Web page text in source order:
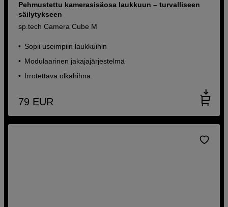
Pehmustettu kamerasisäosa laukkuun – turvalliseen
säilytykseen
sp.tech Camera Cube M
Sopii useimpiin laukkuihin
Modulaarinen jakajajärjestelmä
Irrotettava olkahihna
79 EUR